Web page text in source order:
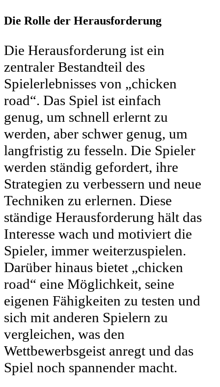
Die Rolle der Herausforderung
Die Herausforderung ist ein
zentraler Bestandteil des
Spielerlebnisses von „chicken
road“. Das Spiel ist einfach
genug, um schnell erlernt zu
werden, aber schwer genug, um
langfristig zu fesseln. Die Spieler
werden ständig gefordert, ihre
Strategien zu verbessern und neue
Techniken zu erlernen. Diese
ständige Herausforderung hält das
Interesse wach und motiviert die
Spieler, immer weiterzuspielen.
Darüber hinaus bietet „chicken
road“ eine Möglichkeit, seine
eigenen Fähigkeiten zu testen und
sich mit anderen Spielern zu
vergleichen, was den
Wettbewerbsgeist anregt und das
Spiel noch spannender macht.